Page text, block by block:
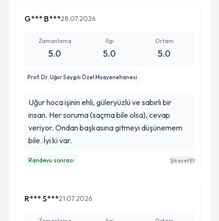
G*** B***28.07.2026
Zamanlama
5.0
İlgi
5.0
Ortam
5.0
Prof. Dr. Uğur Saygılı Özel Muayenehanesi
Uğur hoca işinin ehli, güleryüzlü ve sabırlı bir
insan. Her soruma (saçma bile olsa), cevap
veriyor. Ondan başkasına gitmeyi düşünemem
bile. İyi ki var.
Randevu sonrası Şikayet Et
R*** S***21.07.2026